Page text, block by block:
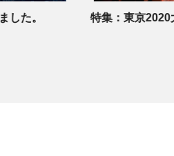
特集：東京2020大会の記憶を掲載